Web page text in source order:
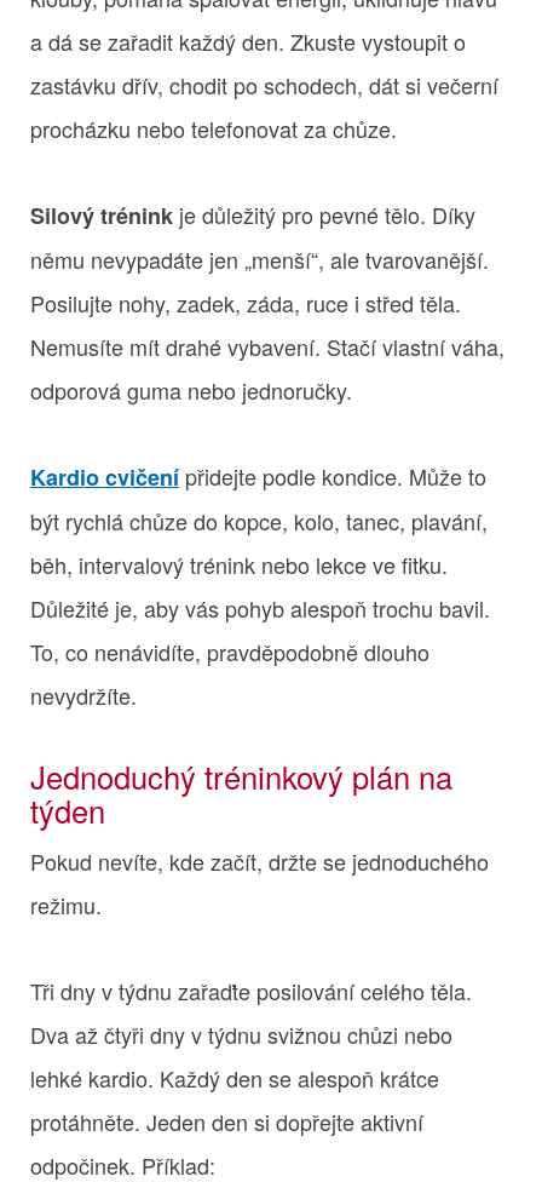
a dá se zařadit každý den. Zkuste vystoupit o
zastávku dřív, chodit po schodech, dát si večerní
procházku nebo telefonovat za chůze.
Silový trénink je důležitý pro pevné tělo. Díky
němu nevypadáte jen „menší“, ale tvarovanější.
Posilujte nohy, zadek, záda, ruce i střed těla.
Nemusíte mít drahé vybavení. Stačí vlastní váha,
odporová guma nebo jednoručky.
Kardio cvičení přidejte podle kondice. Může to
být rychlá chůze do kopce, kolo, tanec, plavání,
běh, intervalový trénink nebo lekce ve fitku.
Důležité je, aby vás pohyb alespoň trochu bavil.
To, co nenávidíte, pravděpodobně dlouho
nevydržíte.
Jednoduchý tréninkový plán na
týden
Pokud nevíte, kde začít, držte se jednoduchého
režimu.
Tři dny v týdnu zařaďte posilování celého těla.
Dva až čtyři dny v týdnu svižnou chůzi nebo
lehké kardio. Každý den se alespoň krátce
protáhněte. Jeden den si dopřejte aktivní
odpočinek. Příklad: